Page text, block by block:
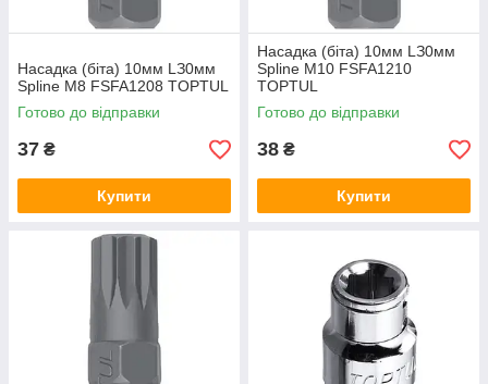
Hacaдка (біта) 10мм LЗ0мм
Spline M8 FSFA1208 TOPTUL
Готово до відправки
37 ₴
Купити
Hacaдка (біта) 10мм LЗ0мм
Spline M10 FSFA1210
TOPTUL
Готово до відправки
38 ₴
Купити